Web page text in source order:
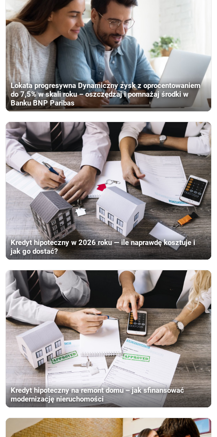
Lokata progresywna Dynamiczny zysk z oprocentowaniem
do 7,5% w skali roku – oszczędzaj i pomnażaj środki w
Banku BNP Paribas
Kredyt hipoteczny w 2026 roku — ile naprawdę kosztuje i
jak go dostać?
Kredyt hipoteczny na remont domu – jak sfinansować
modernizację nieruchomości